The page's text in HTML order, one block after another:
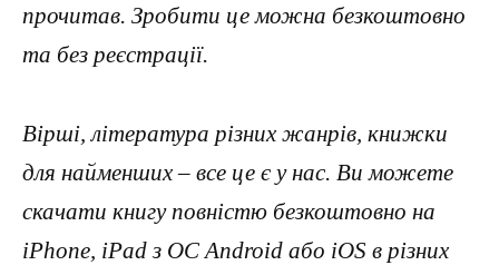
прочитав. Зробити це можна безкоштовно
та без реєстрації.
Вірші, література різних жанрів, книжки
для найменших – все це є у нас. Ви можете
скачати книгу повністю безкоштовно на
iPhone, iPad з ОС Android або iOS в різних